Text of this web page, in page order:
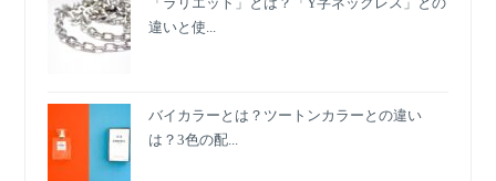
違いと使...
バイカラーとは？ツートンカラーとの違い
は？3色の配...